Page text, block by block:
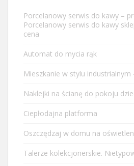
Porcelanowy serwis do kawy –
Porcelanowy serwis do kawy
cena
Automat do mycia rąk
Mieszkanie w stylu industrialnym
Naklejki na ścianę do pokoju
Ciepłodajna platforma
Oszczędzaj w domu na
Talerze kolekcjonerskie.